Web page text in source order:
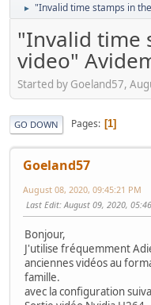
► "Invalid time stamps in
"Invalid time
video"
Started by Goeland57,
GO DOWN Pages 1
Goeland57
August 08, 2020, 09:45:21 PM
Last Edit: August 09, 2020,
Bonjour,
J'utilise fréquemment
anciennes vidéos au
famille.
avec la configuration